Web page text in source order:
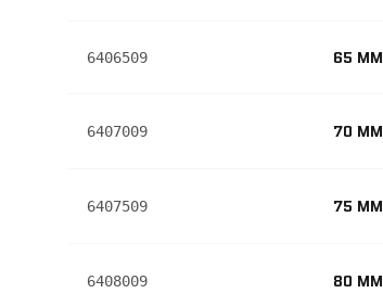
6406509 65 MM
6407009 70 MM
6407509 75 MM
6408009 80 MM